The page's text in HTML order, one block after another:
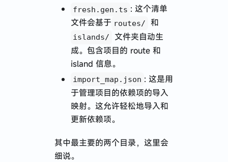
fresh.gen.ts : 这个清单
文件会基于 routes/ 和
islands/
文件夹自动生
成。包含项目的 route 和
island 信息。
import_map.json : 这是用
于管理项目的依赖项的导入
映射。这允许轻松地导入和
更新依赖项。
其中最主要的两个目录，这里会
细说。